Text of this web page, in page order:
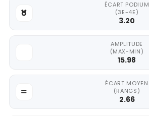
ÉCART PODIUM
(3E-4E)
3.20
AMPLITUDE
(MAX-MIN)
15.98
ÉCART MOYEN
(RANGS)
2.66